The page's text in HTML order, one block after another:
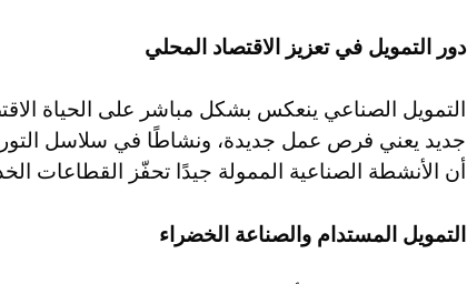
دور التمويل في تعزيز الاقتصاد المحلي
التمويل الصناعي ينعكس بشكل مباشر على الحياة
جديد يعني فرص عمل جديدة، ونشاطًا في سلاسل
أن الأنشطة الصناعية الممولة جيدًا تحفّز القطاعات
التمويل المستدام والصناعة الخضراء